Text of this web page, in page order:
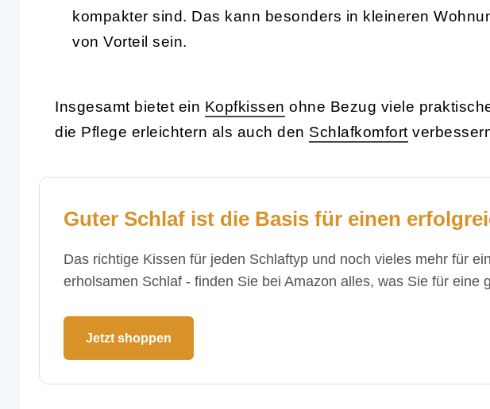
kompakter sind. Das kann besonders in kleineren
von Vorteil sein.
Insgesamt bietet ein Kopfkissen ohne Bezug viele
die Pflege erleichtern als auch den Schlafkomfort
Guter Schlaf ist die Basis für einen
Das richtige Kissen für jeden Schlaftyp und noch vieles mehr für
erholsamen Schlaf - finden Sie bei Amazon alles, was Sie für eine
Jetzt shoppen